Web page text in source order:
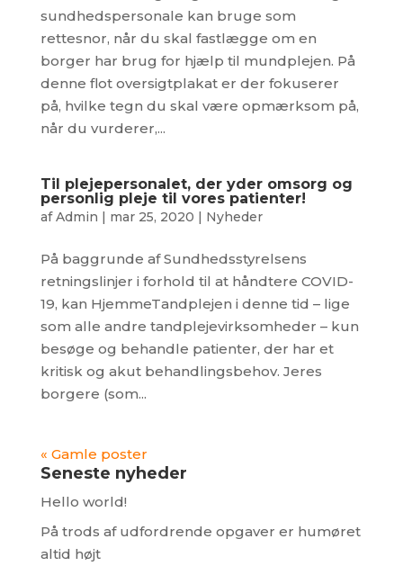
sundhedspersonale kan bruge som
rettesnor, når du skal fastlægge om en
borger har brug for hjælp til mundplejen. På
denne flot oversigtplakat er der fokuserer
på, hvilke tegn du skal være opmærksom på,
når du vurderer,...
Til plejepersonalet, der yder omsorg og
personlig pleje til vores patienter!
afAdmin | mar 25, 2020 | Nyheder
På baggrunde af Sundhedsstyrelsens
retningslinjer i forhold til at håndtere COVID-
19, kan HjemmeTandplejen i denne tid – lige
som alle andre tandplejevirksomheder – kun
besøge og behandle patienter, der har et
kritisk og akut behandlingsbehov. Jeres
borgere (som...
« Gamle poster
Seneste nyheder
Hello world!
På trods af udfordrende opgaver er humøret
altid højt